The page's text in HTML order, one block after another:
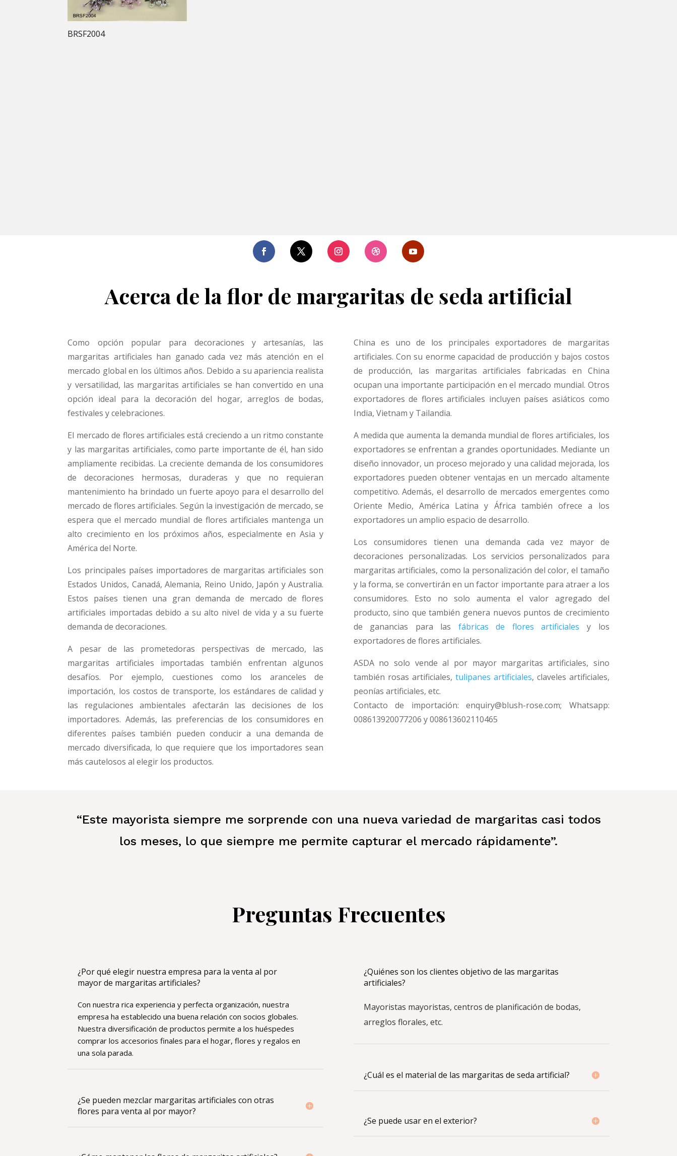
BRSF2004
Acerca de la flor de margaritas de seda artificial
Como opción popular para decoraciones y artesanías, las
margaritas artificiales han ganado cada vez más atención en el
mercado global en los últimos años. Debido a su apariencia realista
y versatilidad, las margaritas artificiales se han convertido en una
opción ideal para la decoración del hogar, arreglos de bodas,
festivales y celebraciones.
El mercado de flores artificiales está creciendo a un ritmo constante
y las margaritas artificiales, como parte importante de él, han sido
ampliamente recibidas. La creciente demanda de los consumidores
de decoraciones hermosas, duraderas y que no requieran
mantenimiento ha brindado un fuerte apoyo para el desarrollo del
mercado de flores artificiales. Según la investigación de mercado, se
espera que el mercado mundial de flores artificiales mantenga un
alto crecimiento en los próximos años, especialmente en Asia y
América del Norte.
Los principales países importadores de margaritas artificiales son
Estados Unidos, Canadá, Alemania, Reino Unido, Japón y Australia.
Estos países tienen una gran demanda de mercado de flores
artificiales importadas debido a su alto nivel de vida y a su fuerte
demanda de decoraciones.
A pesar de las prometedoras perspectivas de mercado, las
margaritas artificiales importadas también enfrentan algunos
desafíos. Por ejemplo, cuestiones como los aranceles de
importación, los costos de transporte, los estándares de calidad y
las regulaciones ambientales afectarán las decisiones de los
importadores. Además, las preferencias de los consumidores en
diferentes países también pueden conducir a una demanda de
mercado diversificada, lo que requiere que los importadores sean
más cautelosos al elegir los productos.
China es uno de los principales exportadores de margaritas
artificiales. Con su enorme capacidad de producción y bajos costos
de producción, las margaritas artificiales fabricadas en China
ocupan una importante participación en el mercado mundial. Otros
exportadores de flores artificiales incluyen países asiáticos como
India, Vietnam y Tailandia.
A medida que aumenta la demanda mundial de flores artificiales, los
exportadores se enfrentan a grandes oportunidades. Mediante un
diseño innovador, un proceso mejorado y una calidad mejorada, los
exportadores pueden obtener ventajas en un mercado altamente
competitivo. Además, el desarrollo de mercados emergentes como
Oriente Medio, América Latina y África también ofrece a los
exportadores un amplio espacio de desarrollo.
Los consumidores tienen una demanda cada vez mayor de
decoraciones personalizadas. Los servicios personalizados para
margaritas artificiales, como la personalización del color, el tamaño
y la forma, se convertirán en un factor importante para atraer a los
consumidores. Esto no solo aumenta el valor agregado del
producto, sino que también genera nuevos puntos de crecimiento
de ganancias para las fábricas de flores artificiales y los
exportadores de flores artificiales.
ASDA no solo vende al por mayor margaritas artificiales, sino
también rosas artificiales, tulipanes artificiales, claveles artificiales,
peonías artificiales, etc.
Contacto de importación: enquiry@blush-rose.com; Whatsapp:
008613920077206 y 008613602110465
“Este mayorista siempre me sorprende con una nueva variedad de margaritas casi todos
los meses, lo que siempre me permite capturar el mercado rápidamente”.
Preguntas Frecuentes
¿Por qué elegir nuestra empresa para la venta al por
mayor de margaritas artificiales?
Con nuestra rica experiencia y perfecta organización, nuestra
empresa ha establecido una buena relación con socios globales.
Nuestra diversificación de productos permite a los huéspedes
comprar los accesorios finales para el hogar, flores y regalos en
una sola parada.
¿Se pueden mezclar margaritas artificiales con otras
flores para venta al por mayor?
¿Quiénes son los clientes objetivo de las margaritas
artificiales?
Mayoristas mayoristas, centros de planificación de bodas,
arreglos florales, etc.
¿Cuál es el material de las margaritas de seda artificial?
¿Se puede usar en el exterior?